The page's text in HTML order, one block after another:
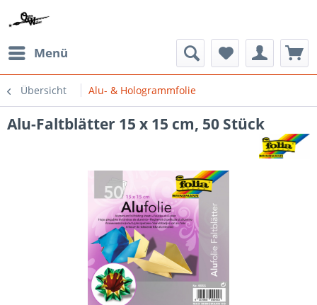
Menü
Übersicht Alu- & Hologrammfolie
Alu-Faltblätter 15 x 15 cm, 50 Stück